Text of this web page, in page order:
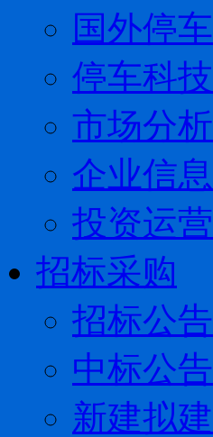
国外停车
停车科技
市场分析
企业信息
投资运营
招标采购
招标公告
中标公告
新建拟建